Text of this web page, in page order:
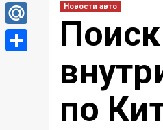
Новости авто
по
Odnoklassniki
Mail.Ru
Отправить